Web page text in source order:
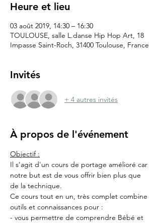
Heure et lieu
03 août 2019, 14:30 – 16:30
TOULOUSE, salle L.danse Hip Hop Art, 18
Impasse Saint-Roch, 31400 Toulouse, France
Invités
+ 4 autres invités
À propos de l'événement
Objectif :
Il s'agit d'un cours de portage amélioré car
notre but est de vous offrir bien plus que
de la technique.
Ce cours tout en un, très complet combine
outils et connaissances pour :
- vous permettre de comprendre Bébé et